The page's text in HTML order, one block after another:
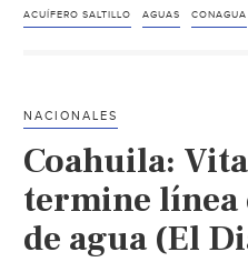
ACUÍFERO SALTILLO AGUAS CONAGUA
NACIONALES
Coahuila:
termine
de agua (El